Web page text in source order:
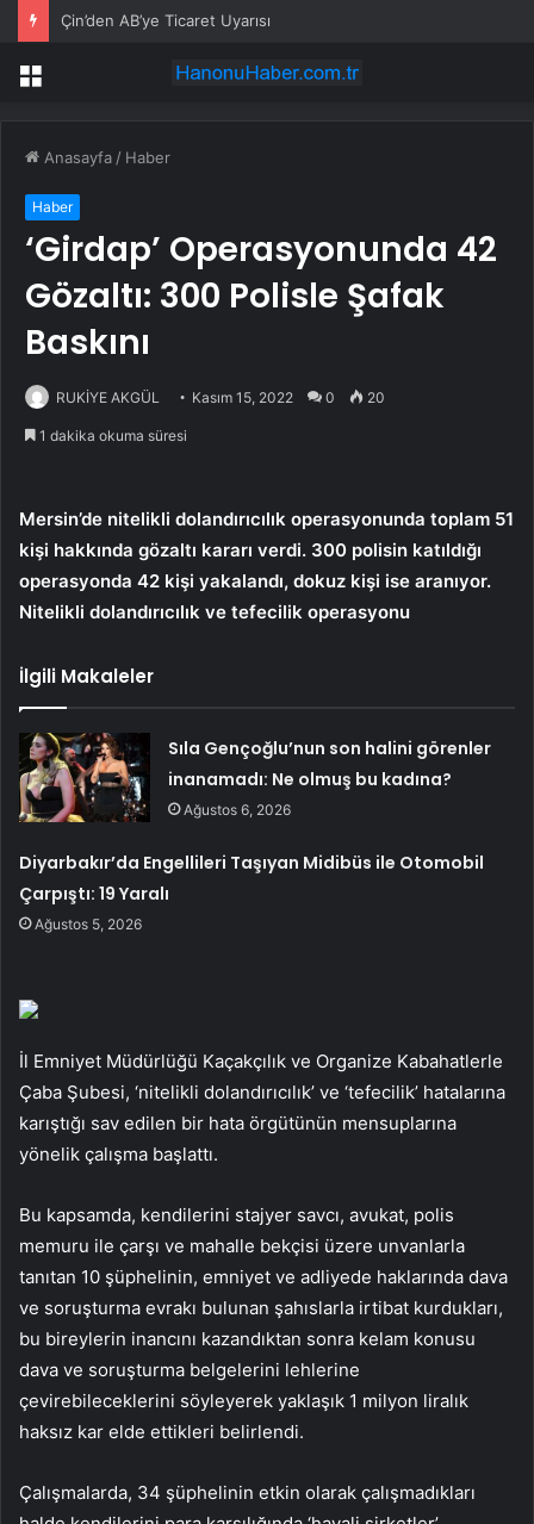
Çin’den AB’ye Ticaret Uyarısı
Menü
Anasayfa / Haber
Haber
‘Girdap’ Operasyonunda 42
Gözaltı: 300 Polisle Şafak
Baskını
RUKİYE AKGÜL Kasım 15, 2022 0 20
1 dakika okuma süresi
Mersin’de nitelikli dolandırıcılık operasyonunda toplam 51
kişi hakkında gözaltı kararı verdi. 300 polisin katıldığı
operasyonda 42 kişi yakalandı, dokuz kişi ise aranıyor.
Nitelikli dolandırıcılık ve tefecilik operasyonu
İlgili Makaleler
Sıla Gençoğlu’nun son halini görenler
inanamadı: Ne olmuş bu kadına?
Ağustos 6, 2026
Diyarbakır’da Engellileri Taşıyan Midibüs ile Otomobil
Çarpıştı: 19 Yaralı
Ağustos 5, 2026
İl Emniyet Müdürlüğü Kaçakçılık ve Organize Kabahatlerle
Çaba Şubesi, ‘nitelikli dolandırıcılık’ ve ‘tefecilik’ hatalarına
karıştığı sav edilen bir hata örgütünün mensuplarına
yönelik çalışma başlattı.
Bu kapsamda, kendilerini stajyer savcı, avukat, polis
memuru ile çarşı ve mahalle bekçisi üzere unvanlarla
tanıtan 10 şüphelinin, emniyet ve adliyede haklarında dava
ve soruşturma evrakı bulunan şahıslarla irtibat kurdukları,
bu bireylerin inancını kazandıktan sonra kelam konusu
dava ve soruşturma belgelerini lehlerine
çevirebileceklerini söyleyerek yaklaşık 1 milyon liralık
haksız kar elde ettikleri belirlendi.
Çalışmalarda, 34 şüphelinin etkin olarak çalışmadıkları